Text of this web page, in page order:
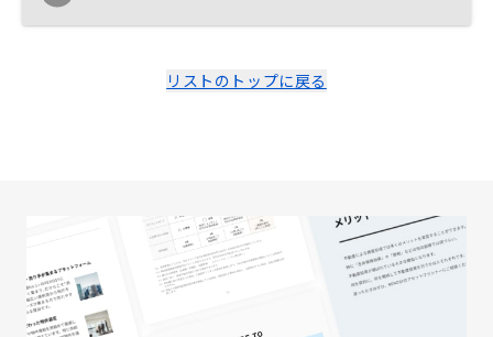
リストのトップに戻る